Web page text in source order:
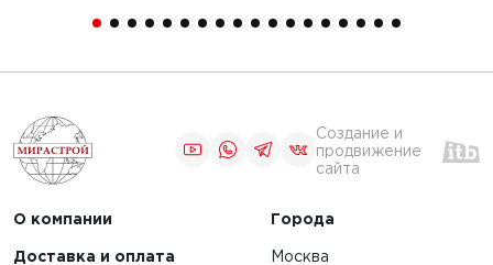
1
Создание и
продвижение
сайта
О компании
Доставка и оплата
Города
Москва